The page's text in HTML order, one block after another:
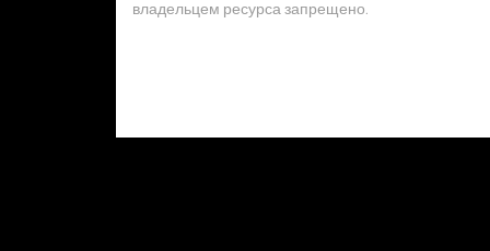
владельцем ресурса запрещено.